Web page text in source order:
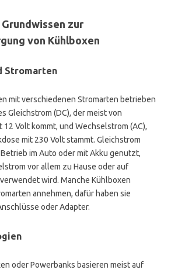
zur
von Kühlboxen
Stromarten
mit verschiedenen Stromarten betrieben
Gleichstrom (DC), der meist von
Volt kommt, und Wechselstrom (AC),
mit 230 Volt stammt. Gleichstrom
im Auto oder mit Akku genutzt,
vor allem zu Hause oder auf
wird. Manche Kühlboxen
annehmen, dafür haben sie
oder Adapter.
oder Powerbanks basieren meist auf